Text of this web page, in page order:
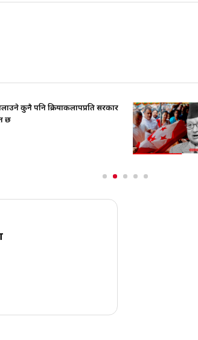
कुनै पनि क्रियाकलापप्रति सरकार
छ